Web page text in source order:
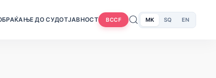
ДО СУДОТЈАВНОСТ BCCF MK SQ EN